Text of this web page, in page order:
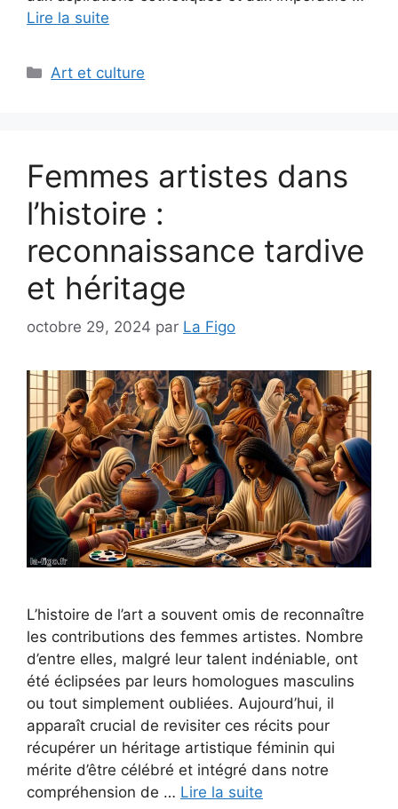
Lire la suite
Catégories
Art et culture
Femmes artistes dans
l’histoire :
reconnaissance tardive
et héritage
octobre 29, 2024 par La Figo
L’histoire de l’art a souvent omis de reconnaître
les contributions des femmes artistes. Nombre
d’entre elles, malgré leur talent indéniable, ont
été éclipsées par leurs homologues masculins
ou tout simplement oubliées. Aujourd’hui, il
apparaît crucial de revisiter ces récits pour
récupérer un héritage artistique féminin qui
mérite d’être célébré et intégré dans notre
compréhension de … Lire la suite